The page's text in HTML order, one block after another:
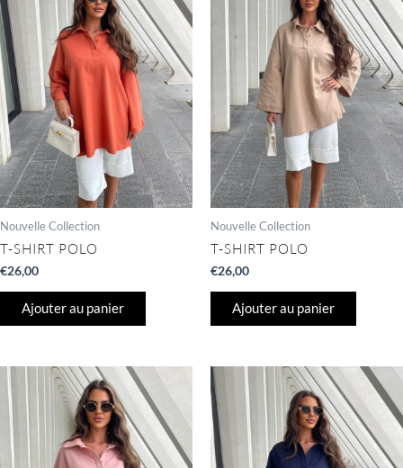
Nouvelle Collection
T-SHIRT POLO
€26,00
Ajouter au panier
Nouvelle Collection
T-SHIRT POLO
€26,00
Ajouter au panier